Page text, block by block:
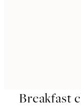
Breakfast